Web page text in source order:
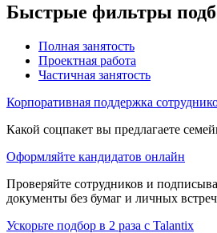
Быстрые фильтры
Полная занятость
Проектная работа
Частичная занятость
Корпоративная поддержка
Какой соцпакет вы предлагаете
Оформляйте кандидатов онлайн
Проверяйте сотрудников и
документы без бумаг и личных встреч
Ускорьте подбор в 2 раза с Talantix